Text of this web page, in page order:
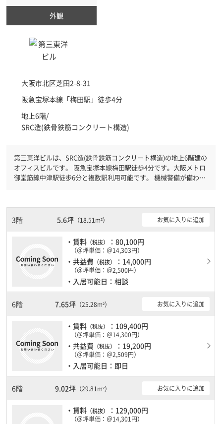
外観
大阪市北区芝田2-8-31
阪急宝塚本線「梅田駅 」徒歩4分
地上6階/
SRC造(鉄骨鉄筋コンクリート構造)
第三東洋ビルは、SRC造(鉄骨鉄筋コンクリート構造)の地上6階建の
オフィスビルです。 阪急宝塚本線梅田駅徒歩4分です。大阪メトロ
御堂筋線中津駅徒歩6分と複数駅利用可能です。 機械警備が備わっ
以上ある大型ビルです。
3階 5.6坪（18.51m²） お気に入りに追加
・賃料 （税抜） ：80,100円
（＠坪単価：＠14,303円）
・共益費 （税抜） ：14,000円
（＠坪単価：＠2,500円）
・入居可能日：相談
6階 7.65坪（25.28m²） お気に入りに追加
・賃料 （税抜） ：109,400円
（＠坪単価：＠14,300円）
・共益費 （税抜） ：19,200円
（＠坪単価：＠2,509円）
・入居可能日：即日
6階 9.02坪（29.81m²） お気に入りに追加
・賃料 （税抜） ：129,000円
（＠坪単価：＠14,301円）